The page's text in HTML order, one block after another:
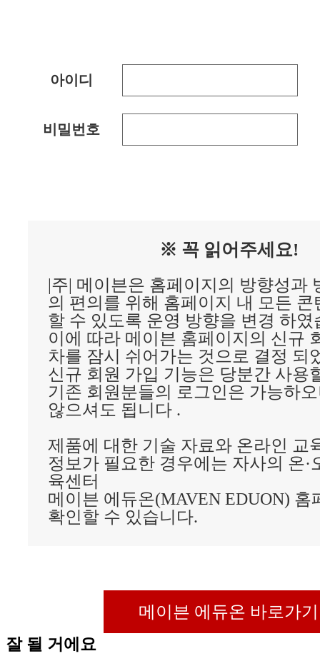
아이디
비밀번호
※ 꼭 읽어주세요!
|주| 메이븐은 홈페이지의 방향성과
의 편의를 위해 홈페이지 내 모든 콘
할 수 있도록 운영 방향을 변경 하였
이에 따라 메이븐 홈페이지의 신규
차를 잠시 쉬어가는 것으로 결정 되
신규 회원 가입 기능은 당분간 사용
기존 회원분들의 로그인은 가능하
않으셔도 됩니다 .
제품에 대한 기술 자료와 온라인 교
정보가 필요한 경우에는 자사의 온·
육센터
메이븐 에듀온(MAVEN EDUON) 홈
확인할 수 있습니다.
메이븐 에듀온 바로가기
잘 될 거에요